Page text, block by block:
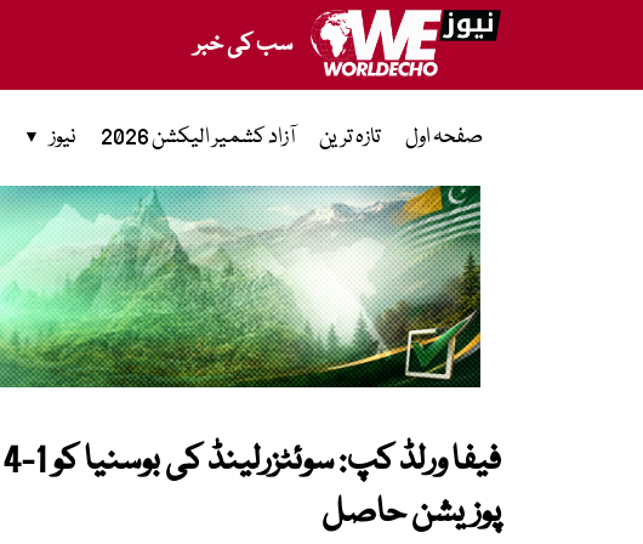
سب کی خبر
صفحہ اول تازہ ترین آزاد کشمیر الیکشن 2026 نیوز
پوزیشن حاصل